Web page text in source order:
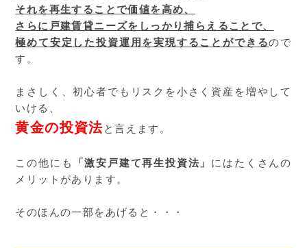
それを再生することで価値を高め、
さらに戸建賃貸ニーズをしっかり捕らえることで、
極めて安定した投資運用を実現することができるので
す。
まさしく、初心者でもリスクを小さく資産を増やして
いける、
黄金の投資法と言えます。
この他にも 「激安戸建て再生投資法」 にはたくさんの
メリットがあります。
そのほんの一部をあげると・・・